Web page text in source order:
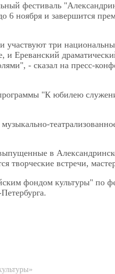
6 ноября и завершится
три
Ереванский
- сказал на пресс-
"К юбилею
в
встречи,
фондом культуры" по